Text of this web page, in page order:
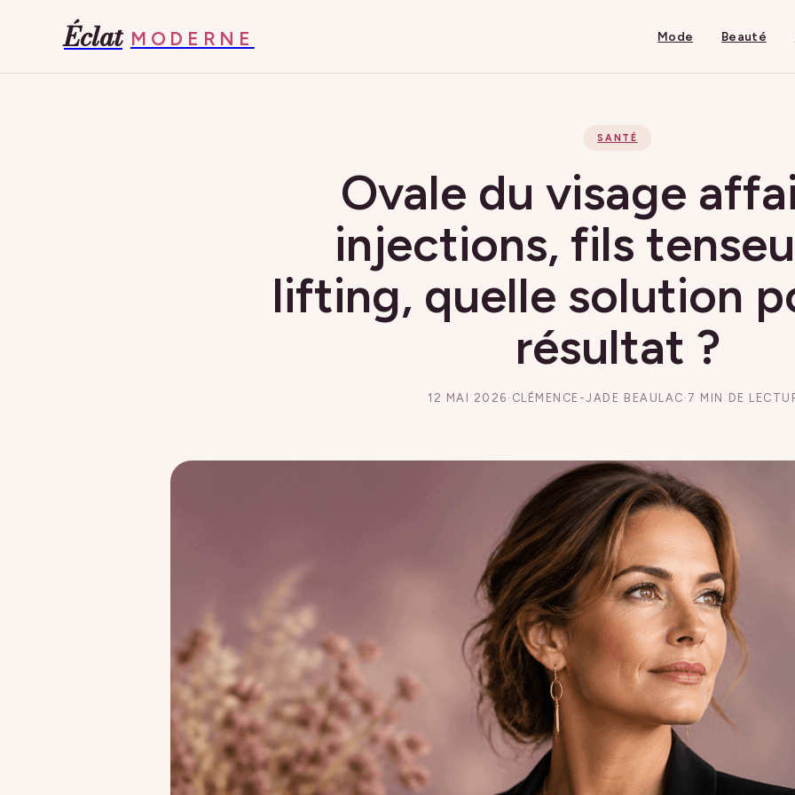
Éclat MODERNE Mode Beauté
SANTÉ
Ovale du visage
injections, fils
lifting, quelle solution
résultat ?
12 MAI 2026 · CLÉMENCE-JADE BEAULAC · 7 MIN DE